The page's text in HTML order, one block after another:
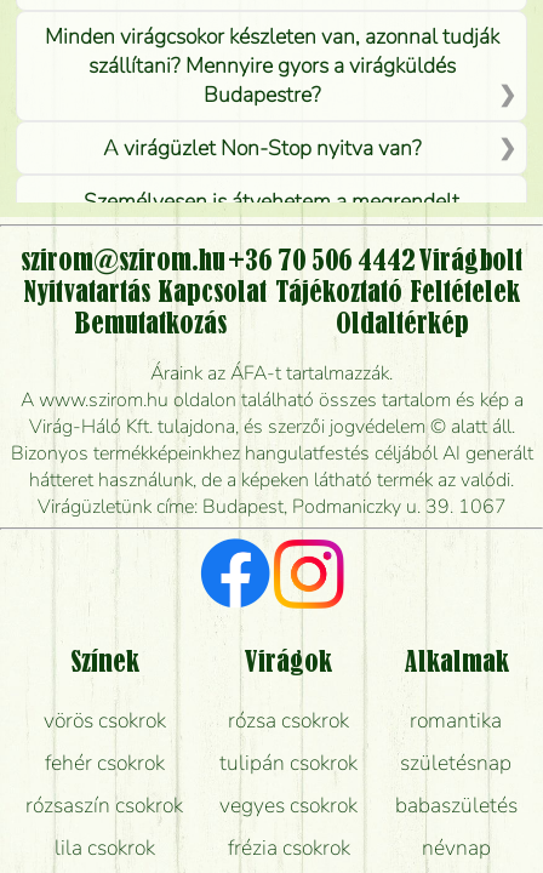
Minden virágcsokor készleten van, azonnal tudják
szállítani? Mennyire gyors a virágküldés
Budapestre?
A virágüzlet Non-Stop nyitva van?
Személyesen is átvehetem a megrendelt
virágcsokrot, vagy csak virágküldéssel, kiszállítással
kérhető?
Vidékre is lehet rendelni?
Meddig rendelhetek virágküldést úgy, hogy még ma
kiszállítsák?
Mennyire gyorsan tudják elkészíteni a csokrot, és
mikor tudják leghamarabb kiszállítani?
Vörös rózsát keresek, van önöknél?
Milyen visszajelzést kapok a virágküldésről?
Tényleg azt kapom, ami a képen van?
Mit kell tudni a virágcsokrok szállításáról?
Hogy marad a lehető legtovább friss a csokor?
Tudok adventi koszorút vásárolni boltban?
szirom@szirom.hu+36 70 506 4442 Virágbolt
Nyitvatartás Kapcsolat Tájékoztató Feltételek
Bemutatkozás
Oldaltérkép
Áraink az ÁFA-t tartalmazzák.
A www.szirom.hu oldalon található összes tartalom és kép a
Virág-Háló Kft. tulajdona, és szerzői jogvédelem © alatt áll.
Bizonyos termékképeinkhez hangulatfestés céljából AI generált
hátteret használunk, de a képeken látható termék az valódi.
Virágüzletünk címe: Budapest, Podmaniczky u. 39. 1067
Színek
vörös csokrok
fehér csokrok
rózsaszín csokrok
lila csokrok
Virágok
rózsa csokrok
tulipán csokrok
vegyes csokrok
frézia csokrok
Alkalmak
romantika
születésnap
babaszületés
névnap